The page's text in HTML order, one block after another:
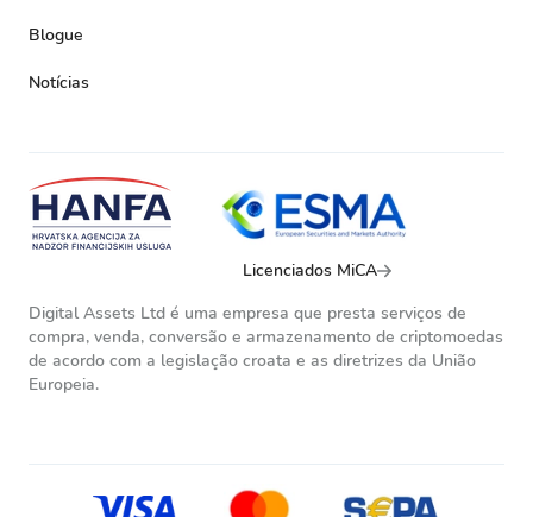
Blogue
Notícias
Licenciados MiCA
Digital Assets Ltd é uma empresa que presta serviços de
compra, venda, conversão e armazenamento de criptomoedas
de acordo com a legislação croata e as diretrizes da União
Europeia.